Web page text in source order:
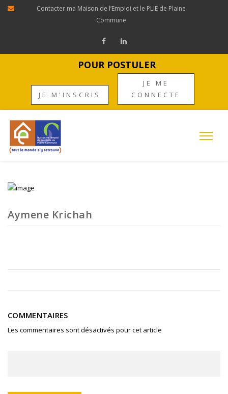
Contacter ma Maison de l’Emploi et le PLIE de Plaine
Commune
POUR POSTULER
JE M'INSCRIS
JE ME
CONNECTE
Aymene Krichah
COMMENTAIRES
Les commentaires sont désactivés pour cet article